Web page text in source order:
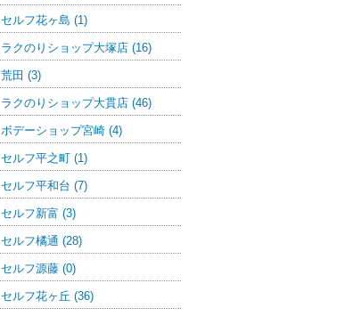
セルフ花ヶ島 (1)
ラクのりショップ大塚店 (16)
荒田 (3)
ラクのりショップ大貫店 (46)
ボデーショップ宮崎 (4)
セルフ平之町 (1)
セルフ平和台 (7)
セルフ新富 (3)
セルフ橘通 (28)
セルフ源藤 (0)
セルフ花ヶ丘 (36)